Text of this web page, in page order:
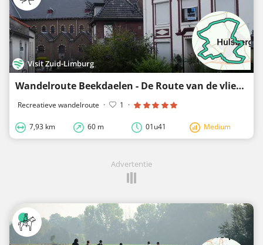
Visit Zuid-Limburg
Wandelroute Beekdaelen - De Route van de vliegende bok
Recreatieve wandelroute · 1 ·
7,93 km 60 m 01u41 Medium
Advertentie